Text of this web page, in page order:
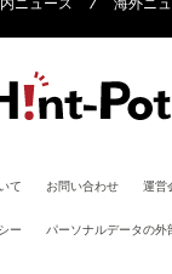
ニュース 海外ニ
て お問い合わせ 運営
ー パーソナルデータの外